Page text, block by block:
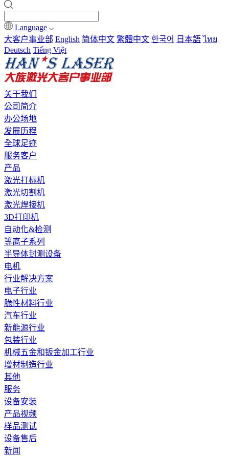
Language
大客户事业部 English 简体中文 繁體中文 한국어 日本語 ไทย
Deutsch Tiếng Việt
关于我们
公司简介
办公场地
发展历程
全球足迹
服务客户
产品
激光打标机
激光切割机
激光焊接机
3D打印机
自动化&检测
等离子系列
半导体封测设备
电机
行业解决方案
电子行业
脆性材料行业
汽车行业
新能源行业
包装行业
机械五金和钣金加工行业
增材制造行业
其他
服务
设备安装
产品视频
样品测试
设备售后
新闻